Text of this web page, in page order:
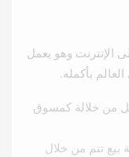
الإنترنت وهو يعمل
بأكمله.
من خلالة كمسوق
تتم من خلال